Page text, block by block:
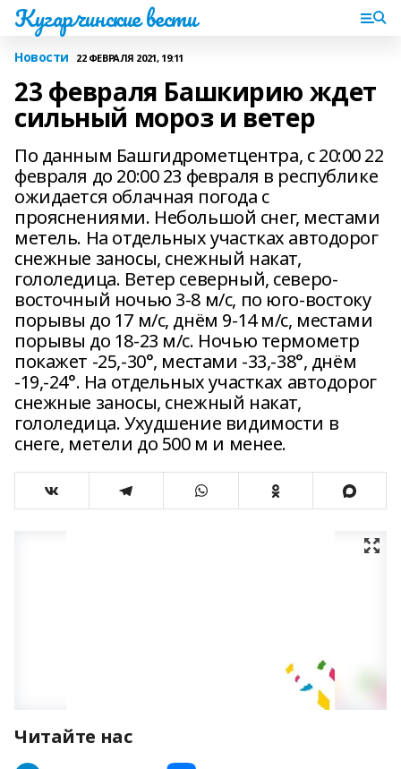
Кугарчинские вести
Новости 22 ФЕВРАЛЯ 2021, 19:11
23 февраля Башкирию ждет
сильный мороз и ветер
По данным Башгидрометцентра, с 20:00 22
февраля до 20:00 23 февраля в республике
ожидается облачная погода с
прояснениями. Небольшой снег, местами
метель. На отдельных участках автодорог
снежные заносы, снежный накат,
гололедица. Ветер северный, северо-
восточный ночью 3-8 м/с, по юго-востоку
порывы до 17 м/с, днём 9-14 м/с, местами
порывы до 18-23 м/с. Ночью термометр
покажет -25,-30°, местами -33,-38°, днём
-19,-24°. На отдельных участках автодорог
снежные заносы, снежный накат,
гололедица. Ухудшение видимости в
снеге, метели до 500 м и менее.
Читайте нас